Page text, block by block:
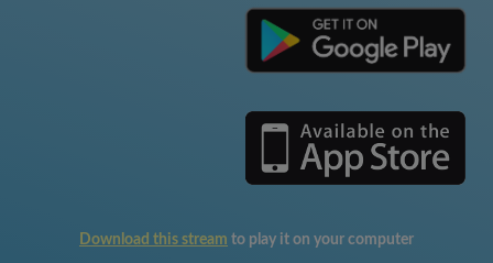
Download this stream to play it on your computer